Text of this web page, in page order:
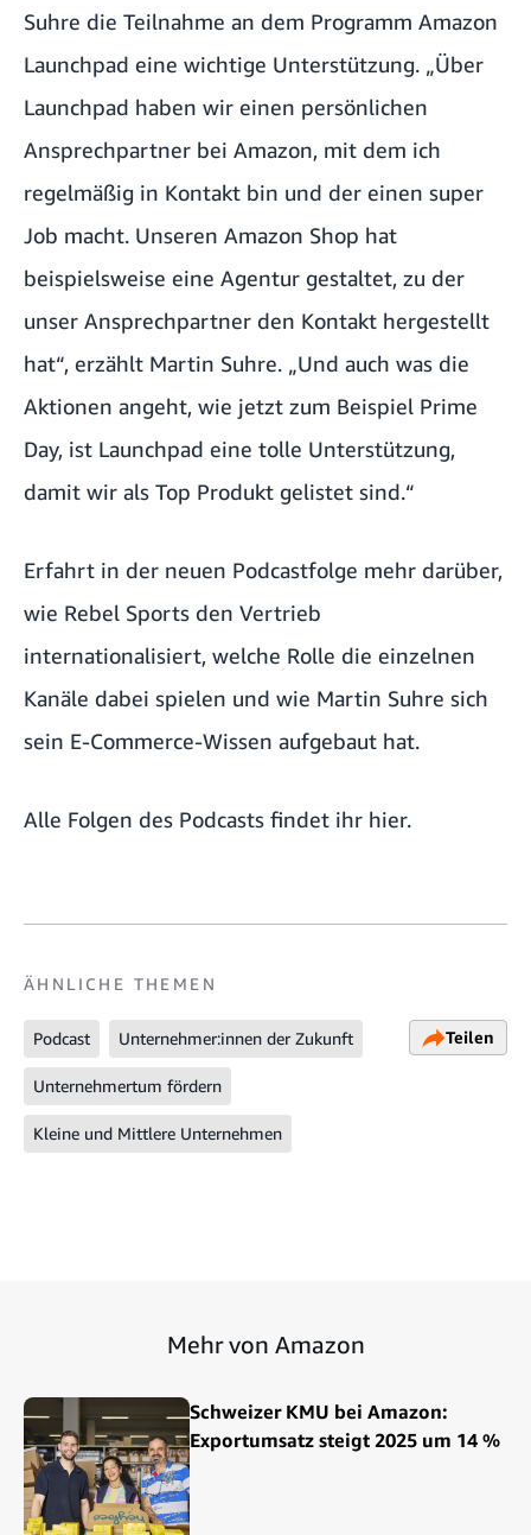
Suhre die Teilnahme an dem Programm Amazon
Launchpad eine wichtige Unterstützung. „Über
Launchpad haben wir einen persönlichen
Ansprechpartner bei Amazon, mit dem ich
regelmäßig in Kontakt bin und der einen super
Job macht. Unseren Amazon Shop hat
beispielsweise eine Agentur gestaltet, zu der
unser Ansprechpartner den Kontakt hergestellt
hat“, erzählt Martin Suhre. „Und auch was die
Aktionen angeht, wie jetzt zum Beispiel Prime
Day, ist Launchpad eine tolle Unterstützung,
damit wir als Top Produkt gelistet sind.“
Erfahrt in der neuen Podcastfolge mehr darüber,
wie Rebel Sports den Vertrieb
internationalisiert, welche Rolle die einzelnen
Kanäle dabei spielen und wie Martin Suhre sich
sein E-Commerce-Wissen aufgebaut hat.
Alle Folgen des Podcasts findet ihr hier.
ÄHNLICHE THEMEN
Podcast Unternehmer:innen der Zukunft
Unternehmertum fördern
Kleine und Mittlere Unternehmen
Teilen
Mehr von Amazon
Schweizer KMU bei Amazon:
Exportumsatz steigt 2025 um 14 %